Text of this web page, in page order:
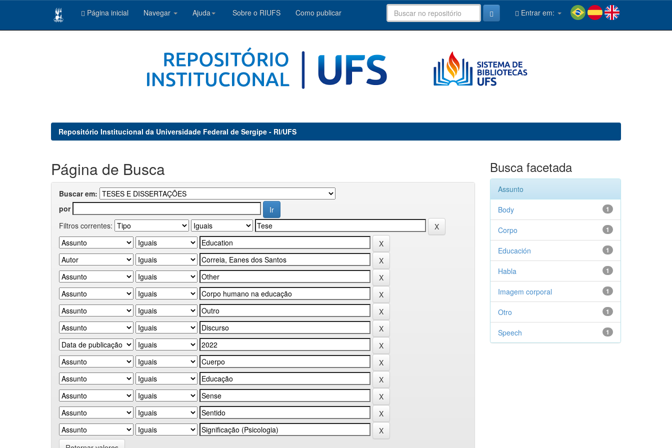
Página inicial Navegar Ajuda Sobre o RIUFS Como publicar Entrar em:
Repositório Institucional da Universidade Federal de Sergipe - RI/UFS
Página de Busca
Buscar em:
por
Filtros correntes:
Busca facetada
Assunto
1
Body
1
Corpo
1
Educación
1
Habla
1
Imagem corporal
1
Otro
1
Speech